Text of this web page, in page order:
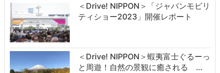
＜Drive! NIPPON＞「ジャパンモビリ
ティショー2023」開催レポート
＜Drive! NIPPON＞蝦夷富士ぐるーっ
と周遊！自然の景観に癒される …